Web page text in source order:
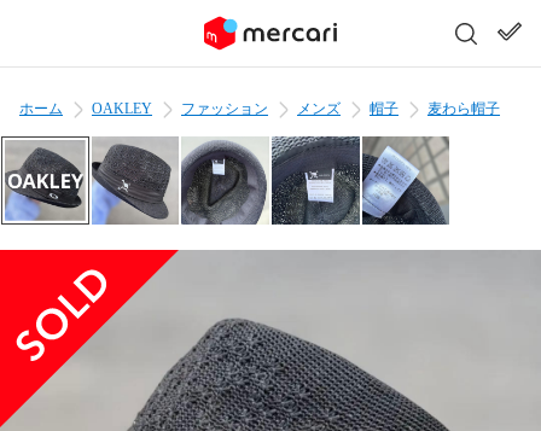
ホーム OAKLEY ファッション メンズ 帽子 麦わら帽子